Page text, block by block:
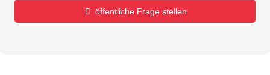
öffentliche Frage stellen